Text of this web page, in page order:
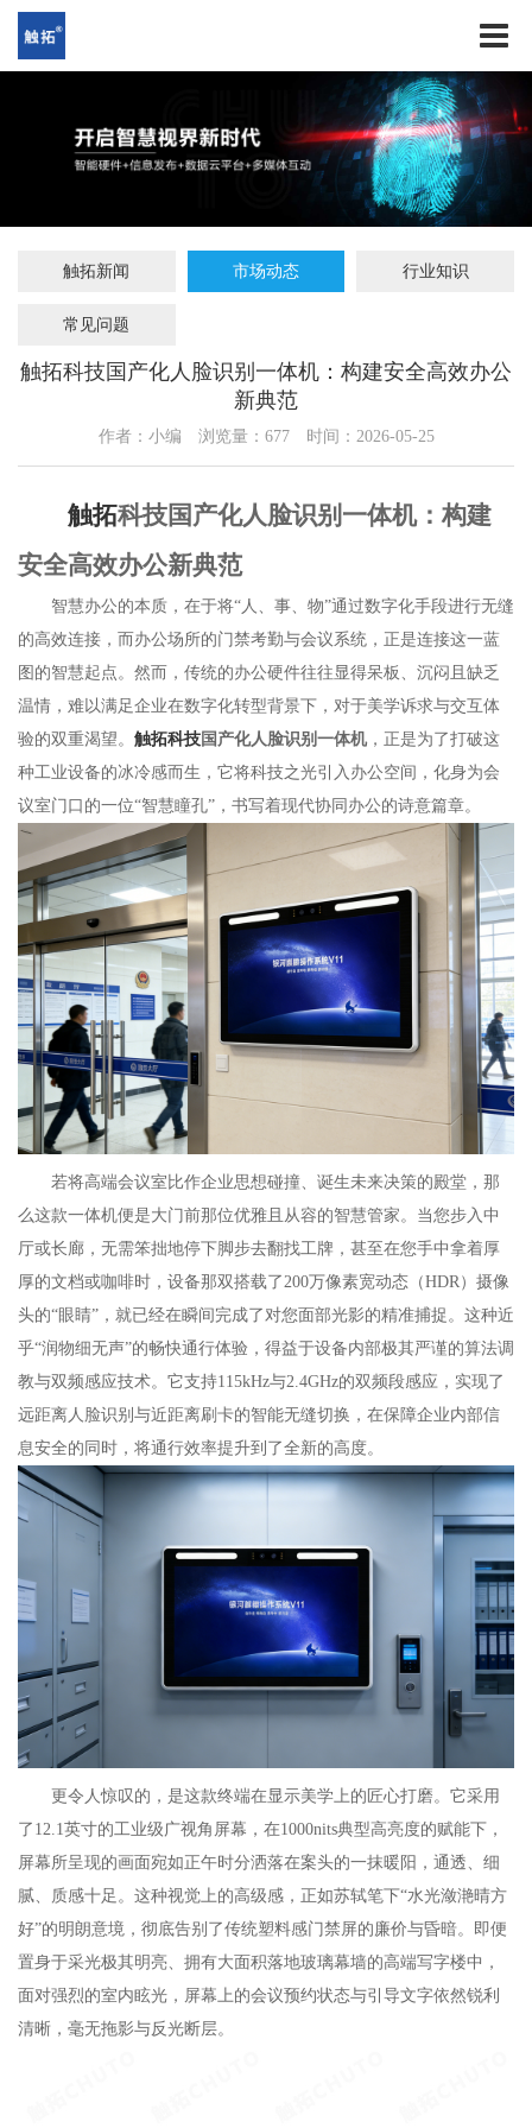
触拓新闻 市场动态 行业知识
常见问题
触拓科技国产化人脸识别一体机：构建安全高效办公
新典范
作者：小编 浏览量： 677 时间：2026-05-25
触拓科技国产化人脸识别一体机：构建
安全高效办公新典范
智慧办公的本质，在于将“人、事、物”通过数字化手段进行无缝
的高效连接，而办公场所的门禁考勤与会议系统，正是连接这一蓝
图的智慧起点。然而，传统的办公硬件往往显得呆板、沉闷且缺乏
温情，难以满足企业在数字化转型背景下，对于美学诉求与交互体
验的双重渴望。 触拓科技国产化人脸识别一体机，正是为了打破这
种工业设备的冰冷感而生，它将科技之光引入办公空间，化身为会
议室门口的一位“智慧瞳孔”，书写着现代协同办公的诗意篇章。
若将高端会议室比作企业思想碰撞、诞生未来决策的殿堂，那
么这款一体机便是大门前那位优雅且从容的智慧管家。当您步入中
厅或长廊，无需笨拙地停下脚步去翻找工牌，甚至在您手中拿着厚
厚的文档或咖啡时，设备那双搭载了200万像素宽动态（HDR）摄像
头的“眼睛”，就已经在瞬间完成了对您面部光影的精准捕捉。这种近
乎“润物细无声”的畅快通行体验，得益于设备内部极其严谨的算法调
教与双频感应技术。它支持115kHz与2.4GHz的双频段感应，实现了
远距离人脸识别与近距离刷卡的智能无缝切换，在保障企业内部信
息安全的同时，将通行效率提升到了全新的高度。
更令人惊叹的，是这款终端在显示美学上的匠心打磨。它采用
了12.1英寸的工业级广视角屏幕，在1000nits典型高亮度的赋能下，
屏幕所呈现的画面宛如正午时分洒落在案头的一抹暖阳，通透、细
腻、质感十足。这种视觉上的高级感，正如苏轼笔下“水光潋滟晴方
好”的明朗意境，彻底告别了传统塑料感门禁屏的廉价与昏暗。即便
置身于采光极其明亮、拥有大面积落地玻璃幕墙的高端写字楼中，
面对强烈的室内眩光，屏幕上的会议预约状态与引导文字依然锐利
清晰，毫无拖影与反光断层。